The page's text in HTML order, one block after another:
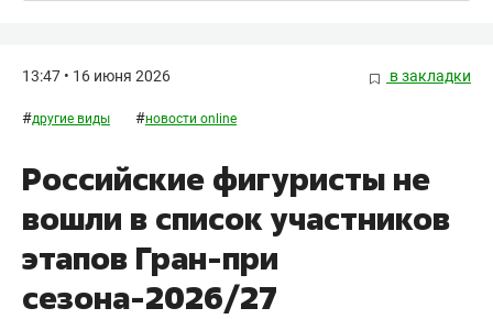
13:47 • 16 июня 2026 в закладки
#другие виды #новости online
Российские фигуристы не
вошли в список участников
этапов Гран-при
сезона-2026/27